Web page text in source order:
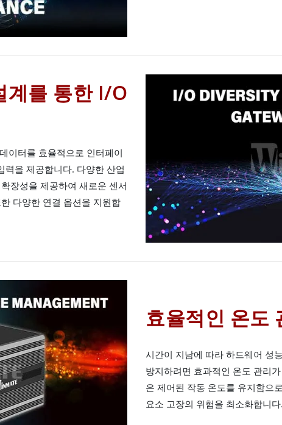
계를 통한 I/O
이터를 효율적으로 인터페이
을 제공합니다. 다양한 산업
장성을 제공하여 새로운 센서
다양한 연결 옵션을 지원합
효율적인 온도
시간이 지남에 따라 하드웨어 성
방지하려면 효과적인 온도 관리
은 제어된 작동 온도를 유지함으
요소 고장의 위험을 최소화합니다.